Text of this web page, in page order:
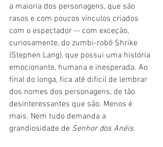
a maioria dos personagens, que são
rasos e com poucos vínculos criados
com o espectador -- com exceção,
curiosamente, do zumbi-robô Shrike
(Stephen Lang), que possui uma história
emocionante, humana e inesperada. Ao
final do longa, fica até difícil de lembrar
dos nomes dos personagens, de tão
desinteressantes que são. Menos é
mais. Nem tudo demanda a
grandiosidade de Senhor dos Anéis.